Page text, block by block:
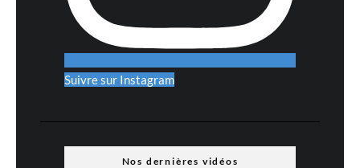
Suivre sur Instagram
Nos dernières vidéos